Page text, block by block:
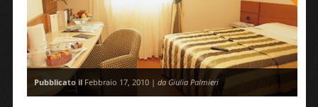
Pubblicato ilFebbraio 17, 2010 | da Giulia Palmieri